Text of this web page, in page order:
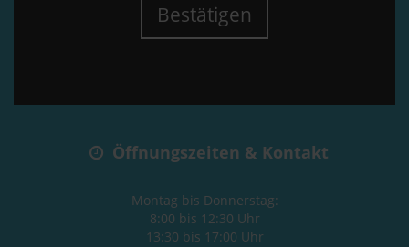
Bestätigen
Öffnungszeiten & Kontakt
Montag bis Donnerstag:
8:00 bis 12:30 Uhr
13:30 bis 17:00 Uhr